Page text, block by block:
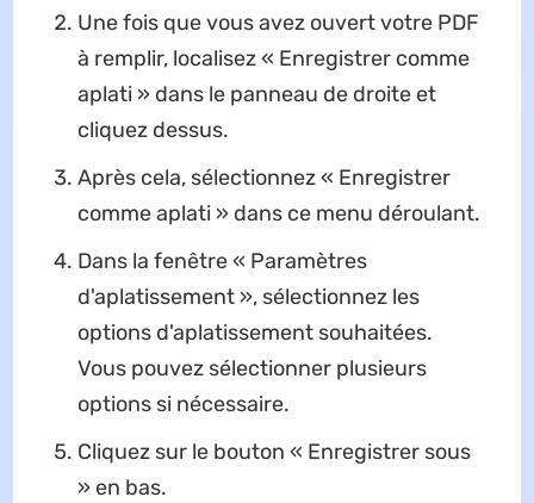
Une fois que vous avez ouvert votre PDF
à remplir, localisez « Enregistrer comme
aplati » dans le panneau de droite et
cliquez dessus.
Après cela, sélectionnez « Enregistrer
comme aplati » dans ce menu déroulant.
Dans la fenêtre « Paramètres
d'aplatissement », sélectionnez les
options d'aplatissement souhaitées.
Vous pouvez sélectionner plusieurs
options si nécessaire.
Cliquez sur le bouton « Enregistrer sous
» en bas.